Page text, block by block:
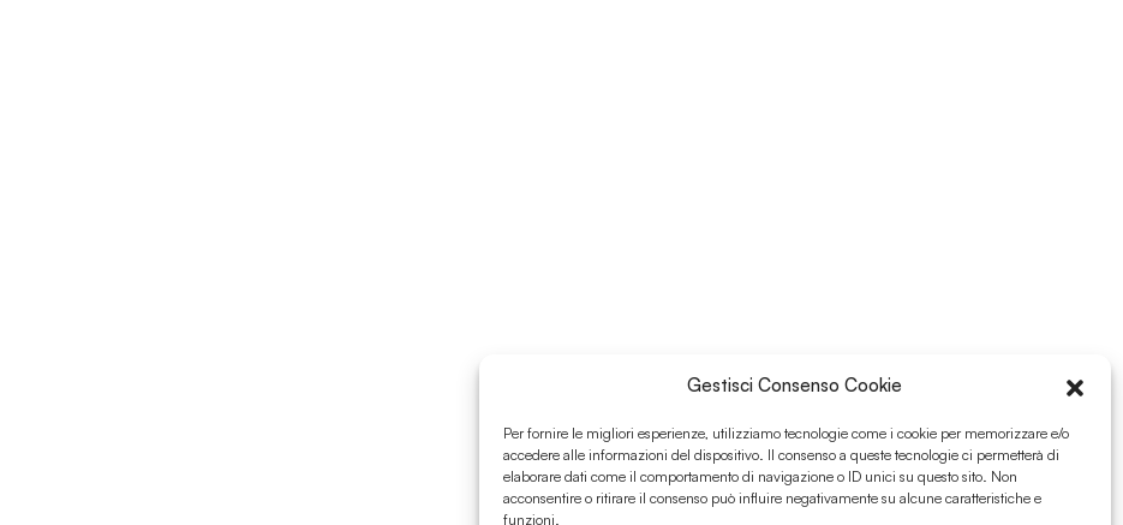
Gestisci Consenso Cookie
Per fornire le migliori esperienze, utilizziamo tecnologie come i cookie per memorizzare e/o
accedere alle informazioni del dispositivo. Il consenso a queste tecnologie ci permetterà di
elaborare dati come il comportamento di navigazione o ID unici su questo sito. Non
acconsentire o ritirare il consenso può influire negativamente su alcune caratteristiche e
funzioni.